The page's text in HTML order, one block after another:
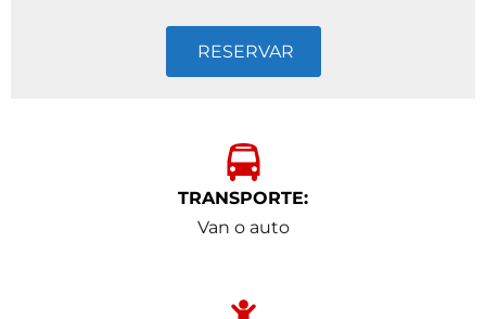
RESERVAR
TRANSPORTE:
Van o auto